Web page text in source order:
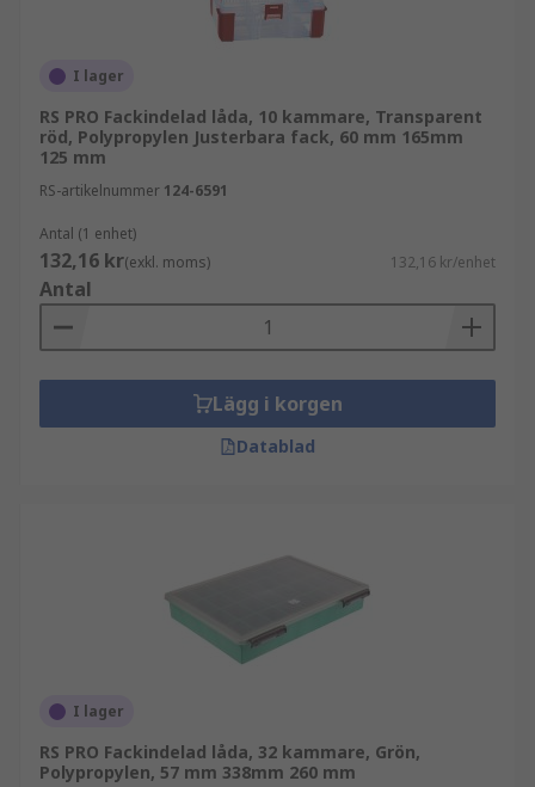
I lager
RS PRO Fackindelad låda, 10 kammare, Transparent
röd, Polypropylen Justerbara fack, 60 mm 165mm
125 mm
RS-artikelnummer 124-6591
Antal (1 enhet)
132,16 kr(exkl. moms) 132,16 kr/enhet
Antal
Lägg i korgen
Datablad
I lager
RS PRO Fackindelad låda, 32 kammare, Grön,
Polypropylen, 57 mm 338mm 260 mm